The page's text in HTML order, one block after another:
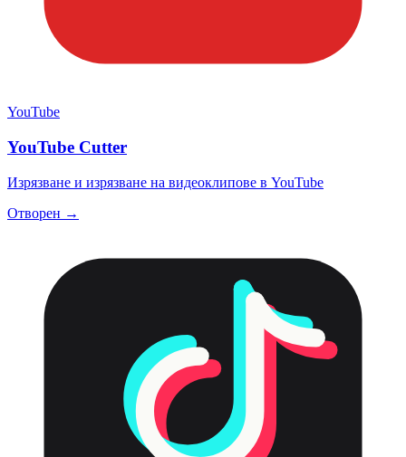
YouTube
YouTube Cutter
Изрязване и изрязване на видеоклипове в YouTube
Отворен →